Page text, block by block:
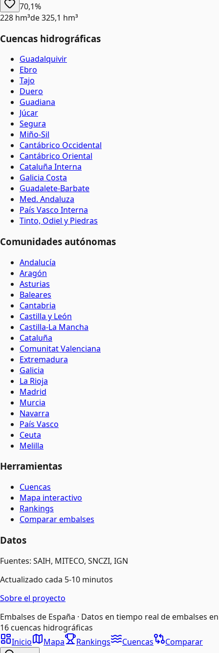
70,1%
228 hm³de325,1 hm³
Cuencas hidrográficas
Guadalquivir
Ebro
Tajo
Duero
Guadiana
Júcar
Segura
Miño-Sil
Cantábrico Occidental
Cantábrico Oriental
Cataluña Interna
Galicia Costa
Guadalete-Barbate
Med. Andaluza
País Vasco Interna
Tinto, Odiel y Piedras
Comunidades autónomas
Andalucía
Aragón
Asturias
Baleares
Cantabria
Castilla y León
Castilla-La Mancha
Cataluña
Comunitat Valenciana
Extremadura
Galicia
La Rioja
Madrid
Murcia
Navarra
País Vasco
Ceuta
Melilla
Herramientas
Cuencas
Mapa interactivo
Rankings
Comparar embalses
Datos
Fuentes: SAIH, MITECO, SNCZI, IGN
Actualizado cada 5-10 minutos
Sobre el proyecto
Embalses de España · Datos en tiempo real de embalses en
16 cuencas hidrográficas
Inicio
Mapa Rankings Cuencas Comparar